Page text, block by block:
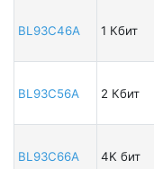
BL93C46A 1 Кбит
BL93C56A 2 Кбит
BL93C66A 4K бит